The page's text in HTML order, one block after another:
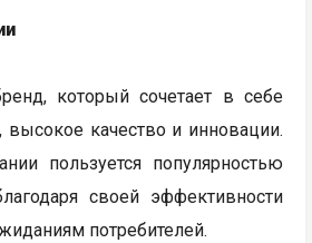
который сочетает в себе
высокое качество и инновации.
пользуется популярностью
своей эффективности
потребителей.